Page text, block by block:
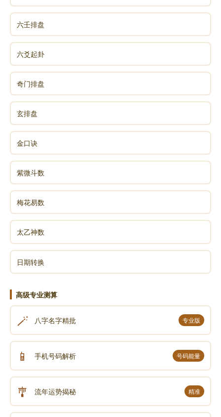
六壬排盘
六爻起卦
奇门排盘
玄排盘
金口诀
紫微斗数
梅花易数
太乙神数
日期转换
高级专业测算
🪄 八字名字精批 专业版
📱 手机号码解析 号码能量
🎐 流年运势揭秘 精准